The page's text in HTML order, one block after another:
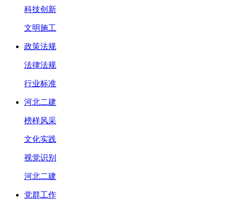
科技创新
文明施工
政策法规
法律法规
行业标准
河北二建
榜样风采
文化实践
视觉识别
河北二建
党群工作